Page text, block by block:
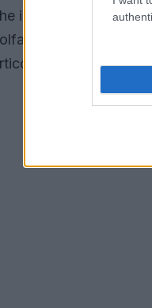
in coreano
attraverso